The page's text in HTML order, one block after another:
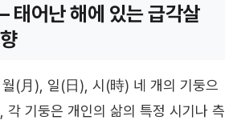
태어난 해에 있는 급각살
(月), 일(日), 시(時) 네 개의 기둥으
각 기둥은 개인의 삶의 특정 시기나 측